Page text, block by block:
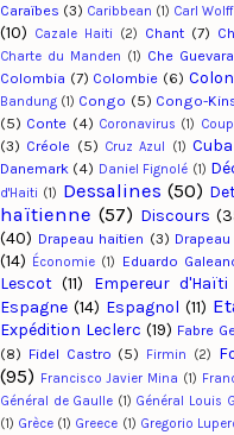
Caraïbes (3) Caribbean (1) Carl Wolff
(10)
Cazale Haiti (2) Chant (7)
Charte du Manden (1) Che Guevara
Colombia (7) Colombie (6)
Bandung (1) Congo (5) Congo-
(5) Conte (4) Coronavirus (1)
(3) Créole (5) Cruz Azul (1) Cuba
Danemark (4) Daniel Fignolé (1)
d'Haiti (1) Dessalines (50)
haïtienne (57) Discours
(40) Drapeau haitien (3)
(14) Économie (1) Eduardo
Lescot (11) Empereur d'Haïti
Espagne (14) Espagnol (11)
Expédition Leclerc (19) Fabre
(8) Fidel Castro (5) Firmin (2)
(95) Francisco Javier Mina (1)
Général de Gaulle (1) Général Louis
(1) Grèce (1) Greece (1) Gregorio